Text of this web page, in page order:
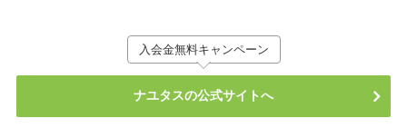
入会金無料キャンペーン
ナユタスの公式サイトへ